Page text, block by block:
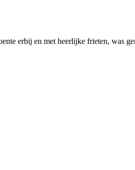
erbij en met heerlijke frieten, was